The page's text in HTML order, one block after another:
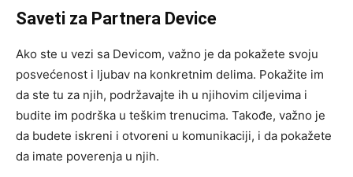
Saveti za Partnera Device
Ako ste u vezi sa Devicom, važno je da pokažete svoju
posvećenost i ljubav na konkretnim delima. Pokažite im
da ste tu za njih, podržavajte ih u njihovim ciljevima i
budite im podrška u teškim trenucima. Takođe, važno je
da budete iskreni i otvoreni u komunikaciji, i da pokažete
da imate poverenja u njih.